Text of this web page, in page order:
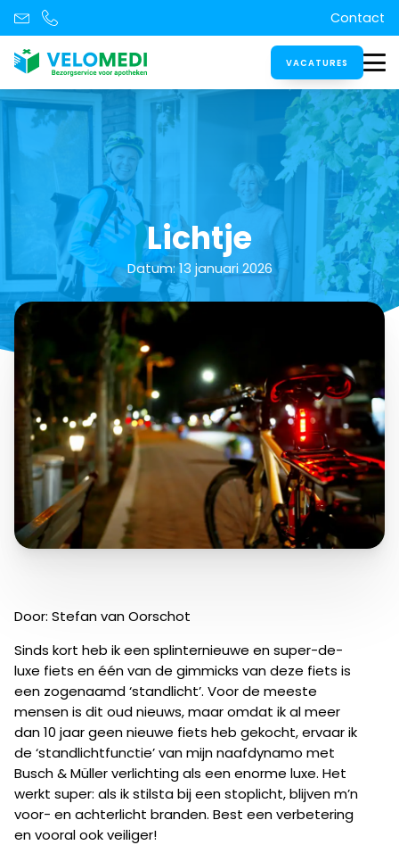
Contact
VACATURES
Lichtje
Datum: 13 januari 2026
Door: Stefan van Oorschot
Sinds kort heb ik een splinternieuwe en super-de-
luxe fiets en één van de gimmicks van deze fiets is
een zogenaamd ‘standlicht’. Voor de meeste
mensen is dit oud nieuws, maar omdat ik al meer
dan 10 jaar geen nieuwe fiets heb gekocht, ervaar ik
de ‘standlichtfunctie’ van mijn naafdynamo met
Busch & Müller verlichting als een enorme luxe. Het
werkt super: als ik stilsta bij een stoplicht, blijven m’n
voor- en achterlicht branden. Best een verbetering
en vooral ook veiliger!